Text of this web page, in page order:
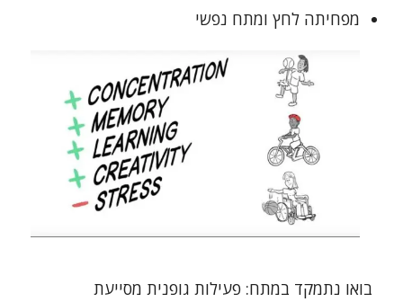
מפחיתה לחץ ומתח נפשי
בואו נתמקד במתח: פעילות גופנית מסייעת